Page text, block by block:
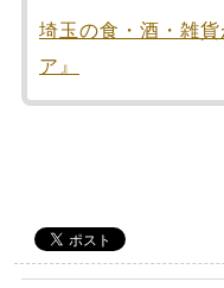
埼玉の食・酒・雑
ア』